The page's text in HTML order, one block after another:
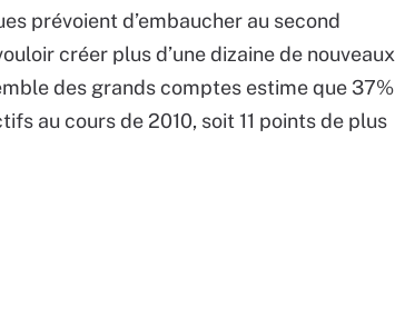
prévoient d’embaucher au second
créer plus d’une dizaine de nouveaux
des grands comptes estime que 37%
au cours de 2010, soit 11 points de plus